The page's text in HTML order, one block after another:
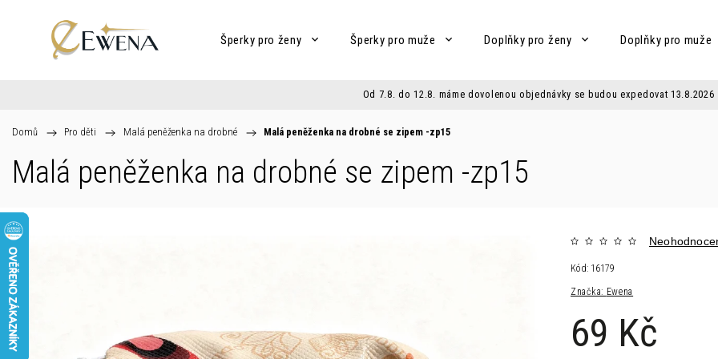
Šperky pro ženy Šperky pro muže Doplňky pro ženy Doplňky pro muže
Od 7.8. do 12.8. máme dovolenou objednávky se budou expedovat 13.8.2026
Domů / Pro děti / Malá peněženka na drobné / Malá peněženka na drobné se zipem -zp15
Malá peněženka na drobné se zipem -zp15
Značka: Ewena
69 Kč
Kód: 16179